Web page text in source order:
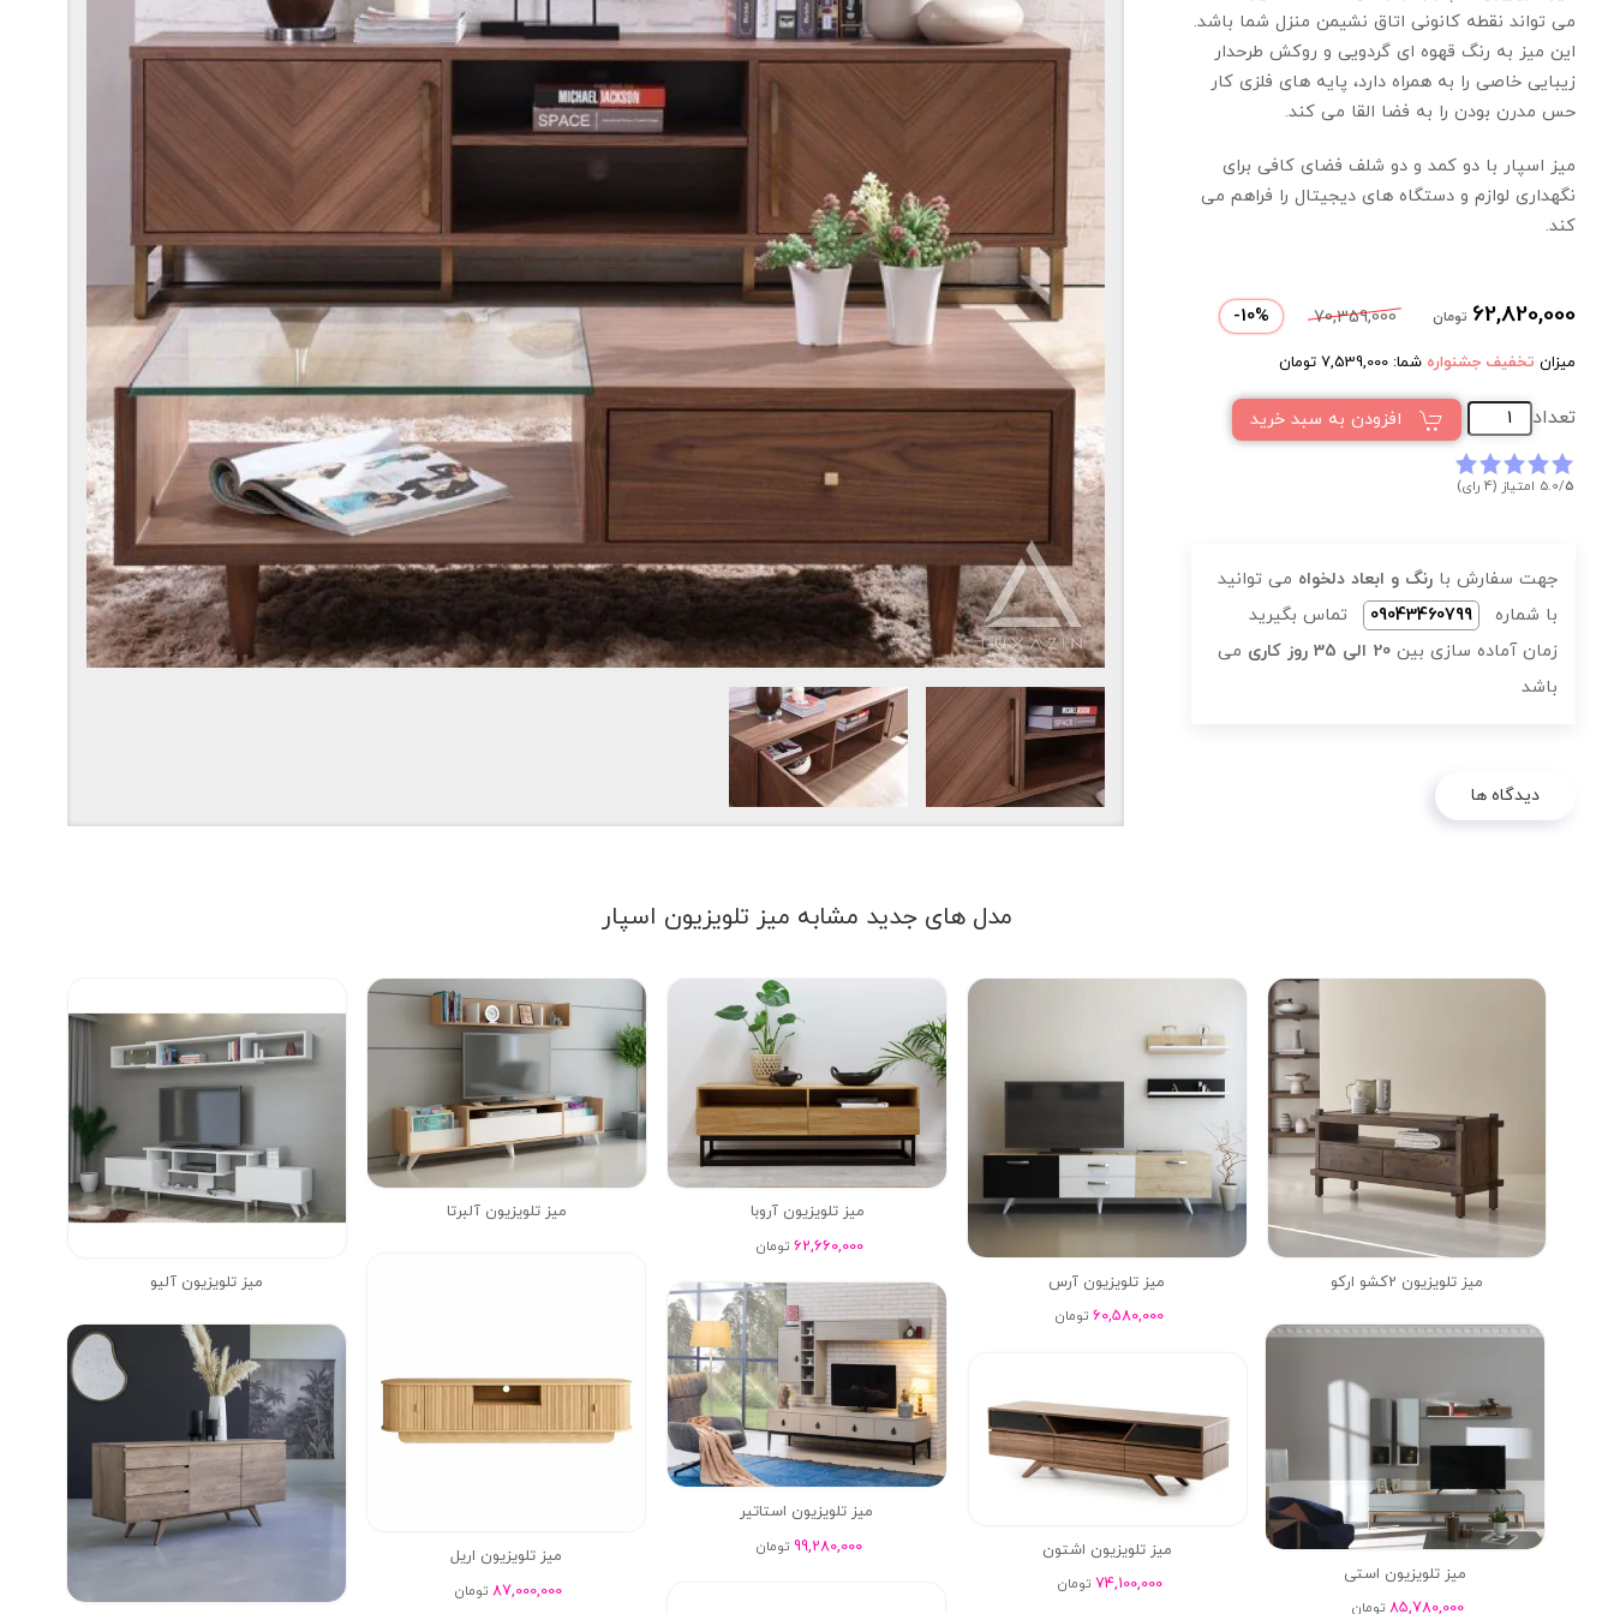
می تواند نقطه کانونی اتاق نشیمن منزل شما باشد.
این میز به رنگ قهوه ای گردویی و روکش طرحدار
زیبایی خاصی را به همراه دارد، پایه های فلزی کار
حس مدرن بودن را به فضا القا می کند.
میز اسپار با دو کمد و دو شلف فضای کافی برای
نگهداری لوازم و دستگاه های دیجیتال را فراهم می
کند.
62,820,000 تومان 70,359,000
10%
-
میزان تخفیف جشنواره شما: 7,539,000 تومان
تعداد افزودن به سبد خرید
5.0/5 امتیاز (4 رای)
جهت سفارش با رنگ و ابعاد دلخواه می توانید
با شماره
09043460799
تماس بگیرید
زمان آماده سازی بین 20 الی 35 روز کاری
می
باشد
دیدگاه ها
مدل های جدید مشابه میز تلویزیون اسپار
میز تلویزیون 2کشو ارکو
میز تلویزیون آرس
60,580,000 تومان
میز تلویزیون آروبا
62,660,000 تومان
میز تلویزیون آلبرتا
میز تلویزیون آلیو
میز تلویزیون اریل
87,000,000 تومان
میز تلویزیون استاتیر
99,280,000 تومان
میز تلویزیون استی
85,780,000 تومان
میز تلویزیون اشتون
74,100,000 تومان